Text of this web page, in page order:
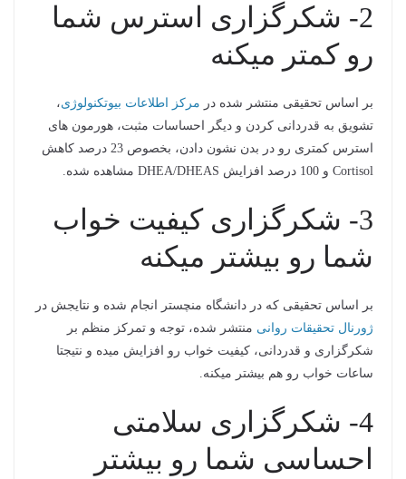
2- شکرگزاری استرس شما
رو کمتر میکنه
بر اساس تحقیقی منتشر شده در مرکز اطلاعات بیوتکنولوژی،
تشویق به قدردانی کردن و دیگر احساسات مثبت، هورمون های
استرس کمتری رو در بدن نشون دادن، بخصوص 23 درصد کاهش
Cortisol و 100 درصد افزایش DHEA/DHEAS مشاهده شده.
3- شکرگزاری کیفیت خواب
شما رو بیشتر میکنه
بر اساس تحقیقی که در دانشگاه منچستر انجام شده و نتایجش در
ژورنال تحقیقات روانی منتشر شده، توجه و تمرکز منظم بر
شکرگزاری و قدردانی، کیفیت خواب رو افزایش میده و نتیجتا
ساعات خواب رو هم بیشتر میکنه.
4- شکرگزاری سلامتی
احساسی شما رو بیشتر